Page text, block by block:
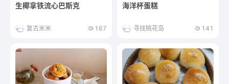
生椰拿铁流心巴斯克
复古米米 167
海洋杯蛋糕
寻找桃花岛 141